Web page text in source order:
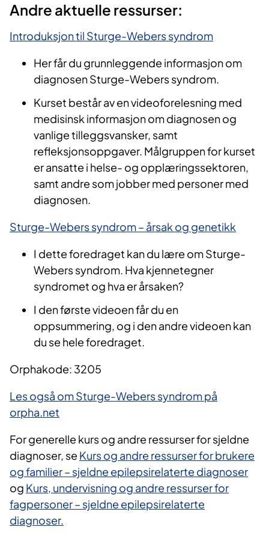
Andre aktuelle ressurser:
Introduksjon til Sturge-Webers syndrom
Her får du grunnleggende informasjon om
diagnosen Sturge-Webers syndrom.
Kurset består av en videoforelesning med
medisinsk informasjon om diagnosen og
vanlige tilleggsvansker, samt
refleksjonsoppgaver.​ Målgruppen for kurset
er ansatte i helse- og opplæringssektoren,
samt andre som jobber med personer med
diagnosen.
Sturge-Webers syndrom – årsak og genetikk
I dette foredraget kan du lære om Sturge-
Webers syndrom. Hva kjennetegner
syndromet og hva er årsaken?​
I den første videoen får du en
oppsummering, og i den andre videoen kan
du se hele foredraget.
Orphakode: 3205
Les også om Sturge-Webers syndrom på
orpha.net
For generelle kurs og andre ressurser for sjeldne
diagnoser, se Kurs og andre ressurser for brukere
og familier – sjeldne epilepsirelaterte diagnoser
og Kurs, undervisning og andre ressurser for
fagpersoner – sjeldne epilepsirelaterte
diagnoser.